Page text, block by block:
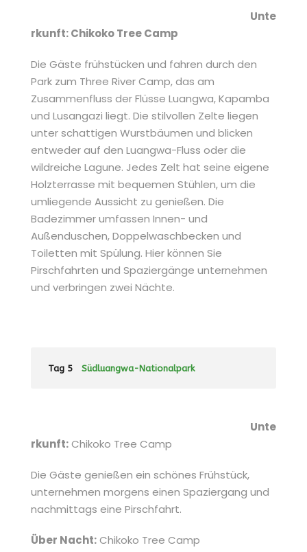
Unte
rkunft: Chikoko Tree Camp
Die Gäste frühstücken und fahren durch den
Park zum Three River Camp, das am
Zusammenfluss der Flüsse Luangwa, Kapamba
und Lusangazi liegt. Die stilvollen Zelte liegen
unter schattigen Wurstbäumen und blicken
entweder auf den Luangwa-Fluss oder die
wildreiche Lagune. Jedes Zelt hat seine eigene
Holzterrasse mit bequemen Stühlen, um die
umliegende Aussicht zu genießen. Die
Badezimmer umfassen Innen- und
Außenduschen, Doppelwaschbecken und
Toiletten mit Spülung. Hier können Sie
Pirschfahrten und Spaziergänge unternehmen
und verbringen zwei Nächte.
Tag 5 Südluangwa-Nationalpark
Unte
rkunft:Chikoko Tree Camp
Die Gäste genießen ein schönes Frühstück,
unternehmen morgens einen Spaziergang und
nachmittags eine Pirschfahrt.
Über Nacht:Chikoko Tree Camp